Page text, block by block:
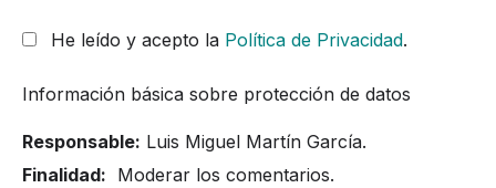
He leído y acepto la Política de Privacidad.
Información básica sobre protección de datos
Responsable: Luis Miguel Martín García.
Finalidad: Moderar los comentarios.